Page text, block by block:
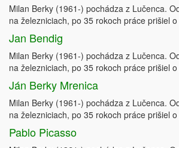
Milan Berky (1961-) pochádza z Lučenca.
na železniciach, po 35 rokoch práce prišiel
Jan Bendig
Milan Berky (1961-) pochádza z Lučenca.
na železniciach, po 35 rokoch práce prišiel
Ján Berky Mrenica
Milan Berky (1961-) pochádza z Lučenca.
na železniciach, po 35 rokoch práce prišiel
Pablo Picasso